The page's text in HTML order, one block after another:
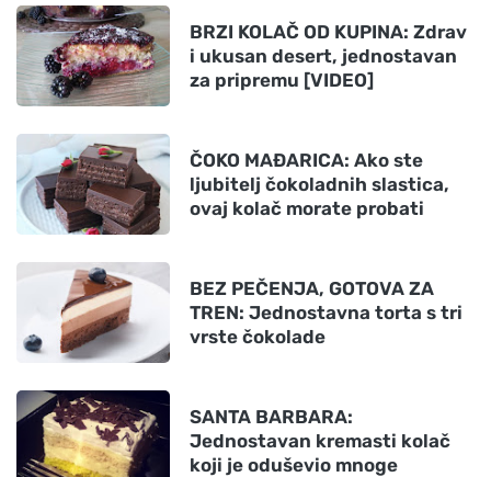
BRZI KOLAČ OD KUPINA: Zdrav
i ukusan desert, jednostavan
za pripremu [VIDEO]
ČOKO MAĐARICA: Ako ste
ljubitelj čokoladnih slastica,
ovaj kolač morate probati
BEZ PEČENJA, GOTOVA ZA
TREN: Jednostavna torta s tri
vrste čokolade
SANTA BARBARA:
Jednostavan kremasti kolač
koji je oduševio mnoge